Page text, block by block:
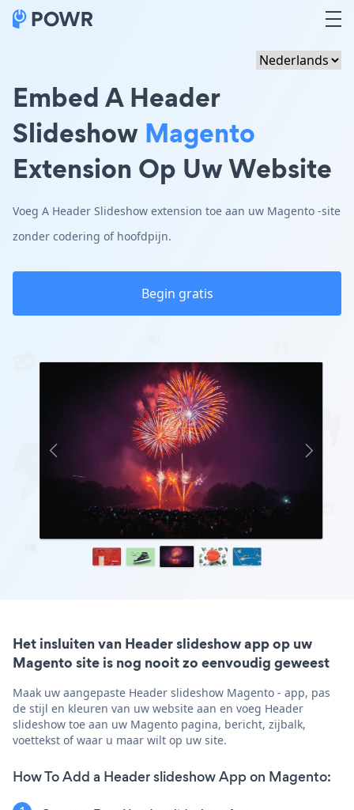
Embed A Header
Slideshow Magento
Extension Op Uw Website
Voeg A Header Slideshow extension toe aan uw Magento -site
zonder codering of hoofdpijn.
Begin gratis
Het insluiten van Header slideshow app op uw
Magento site is nog nooit zo eenvoudig geweest
Maak uw aangepaste Header slideshow Magento - app, pas
de stijl en kleuren van uw website aan en voeg Header
slideshow toe aan uw Magento pagina, bericht, zijbalk,
voettekst of waar u maar wilt op uw site.
How To Add a Header slideshow App on Magento: